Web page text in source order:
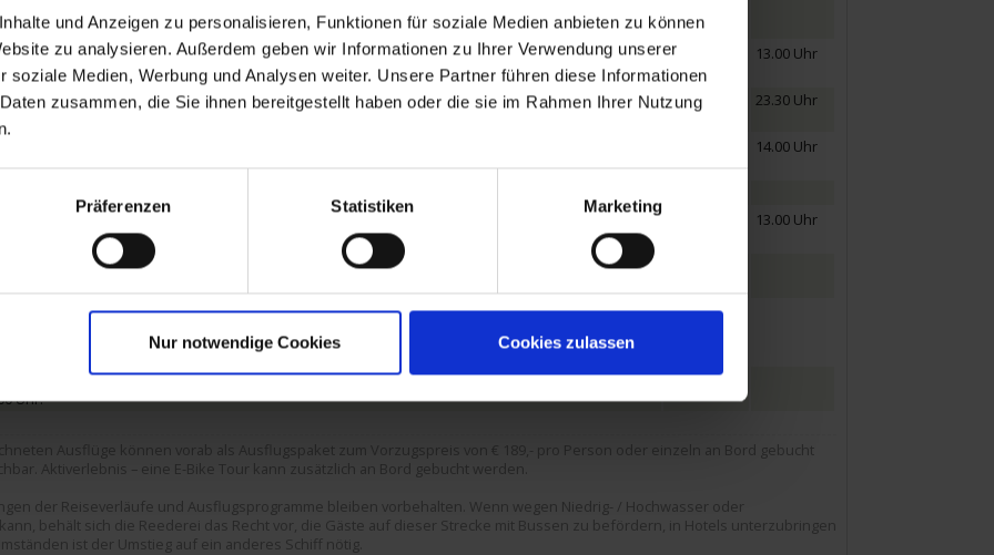
und Anzeigen zu personalisieren, Funktionen für soziale Medien anbieten zu können
zu analysieren. Außerdem geben wir Informationen zu Ihrer Verwendung unserer
soziale Medien, Werbung und Analysen weiter. Unsere Partner führen diese Informationen
zusammen, die Sie ihnen bereitgestellt haben oder die sie im Rahmen Ihrer Nutzung
Präferenzen Statistiken Marketing
Nur notwendige Cookies Cookies zulassen
Etretat
zur Straße der Klöster mit den Klöstern Jumièges und St. Martin de Boscherville
02.00 Uhr 13.00 Uhr
Chanson-Abend an Bord
16.30 Uhr 23.30 Uhr
Haus
14.00 Uhr
/ Frankreich
13.00 Uhr
Uhr.
Ausflüge können vorab als Ausflugspaket zum Vorzugspreis von € 189,- pro Person oder einzeln an Bord gebucht
Aktiverlebnis – eine E-Bike Tour kann zusätzlich an Bord gebucht werden.
der Reiseverläufe und Ausflugsprogramme bleiben vorbehalten. Wenn wegen Niedrig- / Hochwasser oder
behält sich die Reederei das Recht vor, die Gäste auf dieser Strecke mit Bussen zu befördern, in Hotels unterzubringen
ist der Umstieg auf ein anderes Schiff nötig.